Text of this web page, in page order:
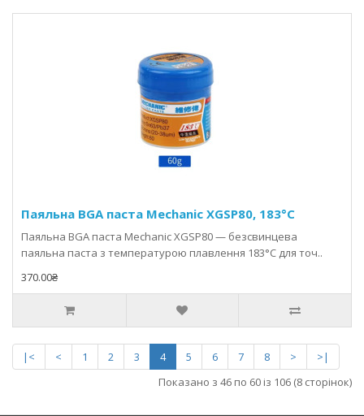
Паяльна BGA паста Mechanic XGSP80, 183°C
Паяльна BGA паста Mechanic XGSP80 — безсвинцева
паяльна паста з температурою плавлення 183°C для точ..
370.00₴
|< < 1 2 3 4 5 6 7 8 >
>|
Показано з 46 по 60 із 106 (8 сторінок)